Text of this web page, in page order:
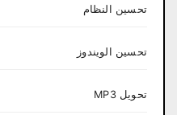
تحسين النظام
تحسين الويندوز
تحويل MP3